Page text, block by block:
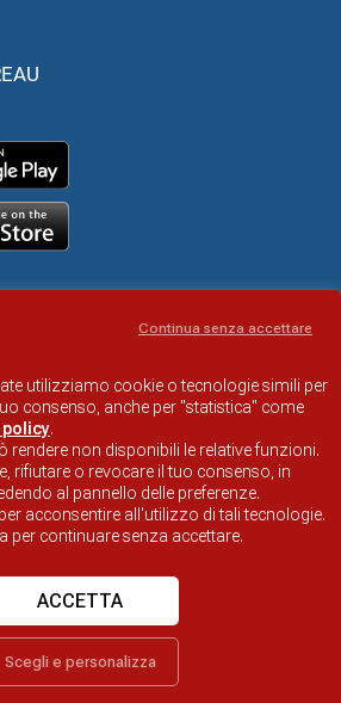
INFORMATION OFFICIAL SITE
utilizziamo cookie o tecnologie simili per
consenso, anche per "statistica" come
policy.
rendere non disponibili le relative funzioni.
rifiutare o revocare il tuo consenso, in
al pannello delle preferenze.
acconsentire all'utilizzo di tali tecnologie.
per continuare senza accettare.
Scegli e personalizza
ACCETTA
Continua senza accettare